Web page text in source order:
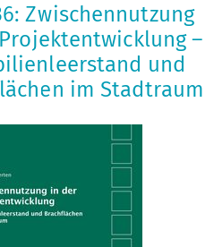
Zwischennutzung
–
und
im Stadtraum